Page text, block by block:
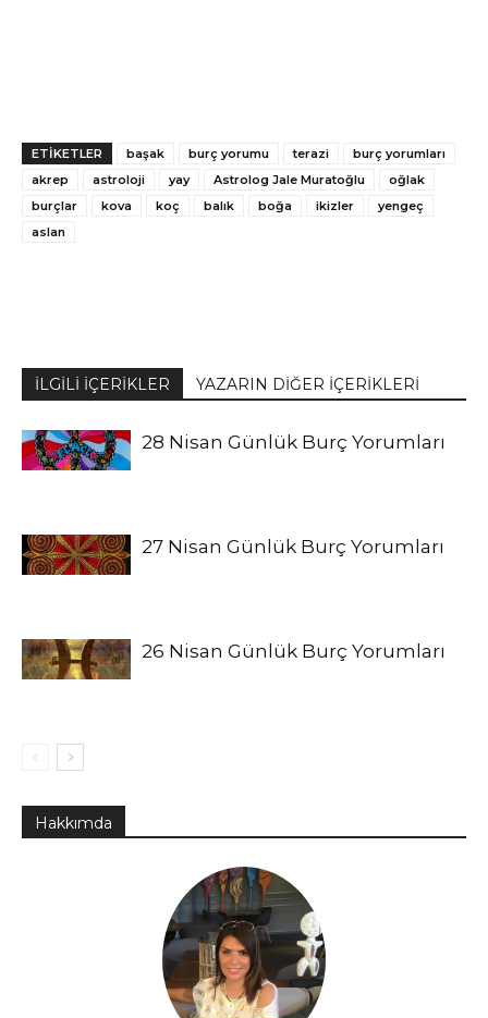
ETİKETLER başak burç yorumu terazi
burç yorumları
akrep
astroloji yay Astrolog Jale Muratoğlu
oğlak
burçlar
kova koç balık boğa ikizler
yengeç
aslan
İLGİLİ İÇERİKLER YAZARIN DİĞER İÇERİKLERİ
28 Nisan Günlük Burç Yorumları
27 Nisan Günlük Burç Yorumları
26 Nisan Günlük Burç Yorumları
Hakkımda